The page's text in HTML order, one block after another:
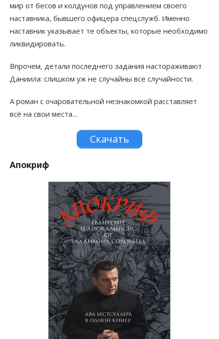
мир от бесов и колдунов под управлением своего
наставника, бывшего офицера спецслужб. Именно
наставник указывает те объекты, которые необходимо
ликвидировать.
Впрочем, детали последнего задания настораживают
Даниила: слишком уж не случайны все случайности.
А роман с очаровательной незнакомкой расставляет
всё на свои места…
Скачать
Апокриф